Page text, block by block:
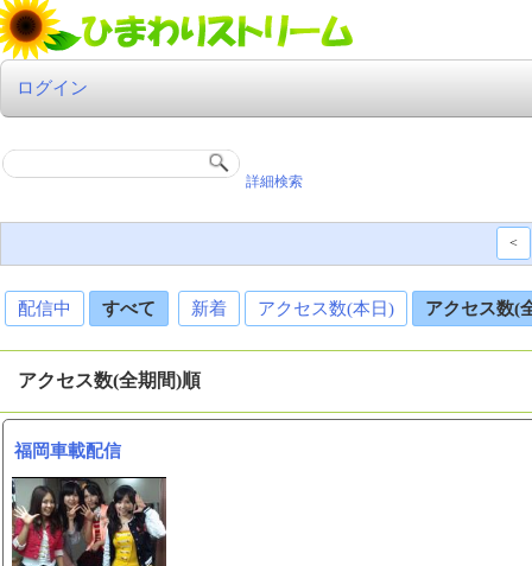
ログイン
詳細検索
<
配信中 すべて 新着 アクセス数(本日) アクセス数(
アクセス数(全期間)順
福岡車載配信